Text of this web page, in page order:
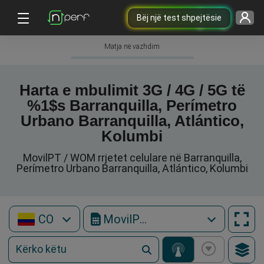
Bëj një test shpejtësie
Matja në vazhdim
Harta e mbulimit 3G / 4G / 5G të
%1$s Barranquilla, Perímetro
Urbano Barranquilla, Atlántico,
Kolumbi
MovilPT / WOM rrjetet celulare në Barranquilla,
Perímetro Urbano Barranquilla, Atlántico, Kolumbi
CO MovilPT / WOM